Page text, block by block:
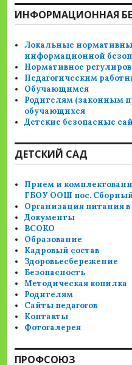
ИНФОРМАЦИОННАЯ
Локальные
информационной
Нормативное
Педагогическим
Обучающимся
Родителям (законным
обучающихся
Детские безопасные
ДЕТСКИЙ САД
Прием и
ГБОУ ООШ пос.
Организация питания
Документы
ВСОКО
Образование
Кадровый состав
Здоровьесбережение
Безопасность
Методическая копилка
Родителям
Сайты педагогов
Контакты
Фотогалерея
ПРОФСОЮЗ